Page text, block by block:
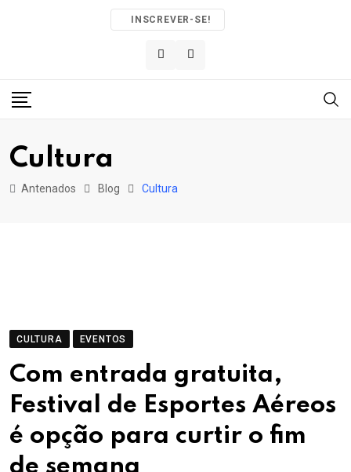
INSCREVER-SE!
Cultura
Antenados Blog Cultura
CULTURA EVENTOS
Com entrada gratuita,
Festival de Esportes Aéreos
é opção para curtir o fim
de semana